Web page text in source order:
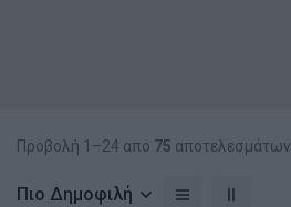
Προβολή 1–24 απο 75 αποτελεσμάτων
Πιο Δημοφιλή